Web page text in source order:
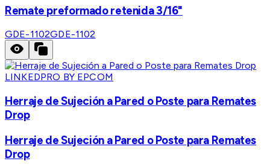
Remate preformado retenida 3/16"
GDE-1102GDE-1102
LINKEDPRO BY EPCOM
Herraje de Sujeción a Pared o Poste para Remates
Drop
Herraje de Sujeción a Pared o Poste para Remates
Drop